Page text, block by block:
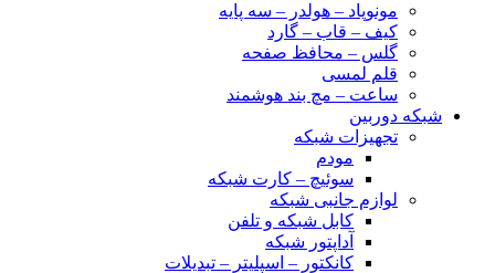
مونوپاد – هولدر – سه پایه
کیف – قاب – گارد
گلس – محافظ صفحه
قلم لمسی
ساعت – مچ بند هوشمند
شبکه دوربین
تجهیزات شبکه
مودم
سوئیچ – کارت شبکه
لوازم جانبی شبکه
کابل شبکه و تلفن
آداپتور شبکه
کانکتور – اسپلیتر – تبدیلات